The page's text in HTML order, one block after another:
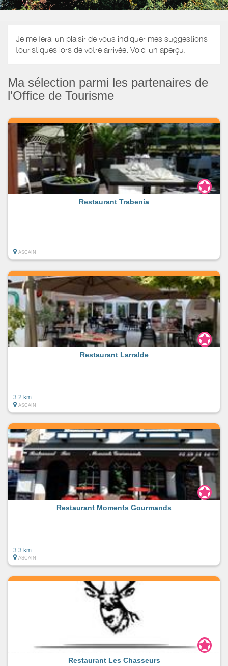
Je me ferai un plaisir de vous indiquer mes suggestions
touristiques lors de votre arrivée. Voici un aperçu.
Ma sélection parmi les partenaires de
l'Office de Tourisme
Restaurant Trabenia
ASCAIN
Restaurant Larralde
3.2 km
ASCAIN
Restaurant Moments Gourmands
3.3 km
ASCAIN
Restaurant Les Chasseurs